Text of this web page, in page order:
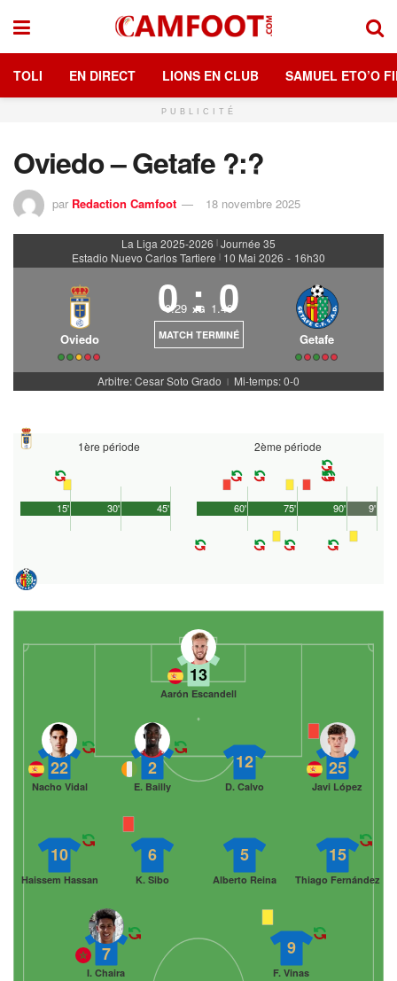
TOLI EN DIRECT LIONS EN CLUB SAMUEL ETO’O
PUBLICITÉ
Oviedo – Getafe ?:?
par Redaction Camfoot 18 novembre 2025
La Liga 2025-2026 | Journée 35
Estadio Nuevo Carlos Tartiere | 10 Mai 2026 - 16h30
Oviedo
0 : 0
0.29 xG 1.49
MATCH TERMINÉ Getafe
Arbitre: Cesar Soto Grado | Mi-temps: 0-0
1ère période
45'
15' 30'
2ème période
90'
60' 75' 9'
13
Aarón Escandell
25
Javi López
12
D. Calvo
2
E. Bailly
22
Nacho Vidal
15
Thiago Fernández
5
Alberto Reina
6
K. Sibo
10
Haissem Hassan
9
F. Vinas
7
I. Chaira